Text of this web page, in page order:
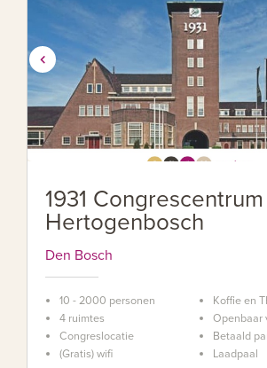
1931 Congrescentrum
Hertogenbosch
Den Bosch
10 - 2000 personen
4 ruimtes
Congreslocatie
(Gratis) wifi
Koffie en
Openbaar
Betaald
Laadpaal